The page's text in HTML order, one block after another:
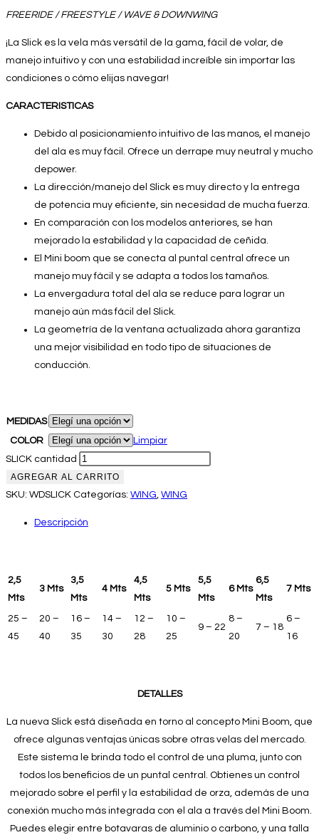
FREERIDE / FREESTYLE / WAVE & DOWNWING
¡La Slick es la vela más versátil de la gama, fácil de volar, de
manejo intuitivo y con una estabilidad increíble sin importar las
condiciones o cómo elijas navegar!
CARACTERISTICAS
Debido al posicionamiento intuitivo de las manos, el manejo
del ala es muy fácil. Ofrece un derrape muy neutral y mucho
depower.
La dirección/manejo del Slick es muy directo y la entrega
de potencia muy eficiente, sin necesidad de mucha fuerza.
En comparación con los modelos anteriores, se han
mejorado la estabilidad y la capacidad de ceñida.
El Mini boom que se conecta al puntal central ofrece un
manejo muy fácil y se adapta a todos los tamaños.
La envergadura total del ala se reduce para lograr un
manejo aún más fácil del Slick.
La geometría de la ventana actualizada ahora garantiza
una mejor visibilidad en todo tipo de situaciones de
conducción.
MEDIDAS
COLOR
Limpiar
SLICK cantidad
AGREGAR AL CARRITO
SKU: WDSLICK Categorías: WING, WING
Descripción
2,5
Mts
3 Mts
3,5
Mts
4 Mts
4,5
Mts
5 Mts
5,5
Mts
6 Mts
6,5
Mts
7 Mts
25 –
45
20 –
40
16 –
35
14 –
30
12 –
28
10 –
25
9 – 22
8 –
20
7 – 18
6 –
16
DETALLES
La nueva Slick está diseñada en torno al concepto Mini Boom, que
ofrece algunas ventajas únicas sobre otras velas del mercado.
Este sistema le brinda todo el control de una pluma, junto con
todos los beneficios de un puntal central. Obtienes un control
mejorado sobre el perfil y la estabilidad de orza, además de una
conexión mucho más integrada con el ala a través del Mini Boom.
Puedes elegir entre botavaras de aluminio o carbono, y una talla